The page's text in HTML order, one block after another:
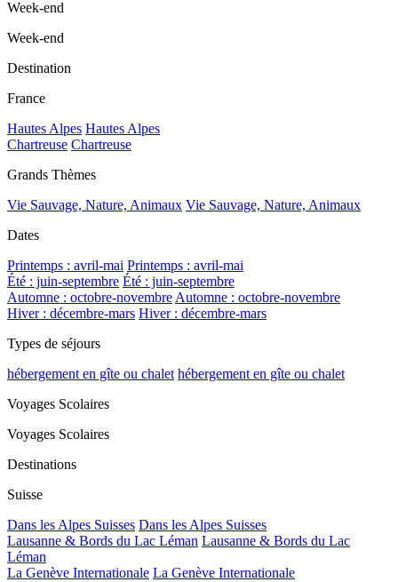
Week-end
Week-end
Destination
France
Hautes Alpes Hautes Alpes
Chartreuse Chartreuse
Grands Thèmes
Vie Sauvage, Nature, Animaux Vie Sauvage, Nature, Animaux
Dates
Printemps : avril-mai Printemps : avril-mai
Été : juin-septembre Été : juin-septembre
Automne : octobre-novembreAutomne : octobre-novembre
Hiver : décembre-mars Hiver : décembre-mars
Types de séjours
hébergement en gîte ou chalet hébergement en gîte ou chalet
Voyages Scolaires
Voyages Scolaires
Destinations
Suisse
Dans les Alpes Suisses Dans les Alpes Suisses
Lausanne & Bords du Lac Léman Lausanne & Bords du Lac
Léman
La Genève Internationale La Genève Internationale